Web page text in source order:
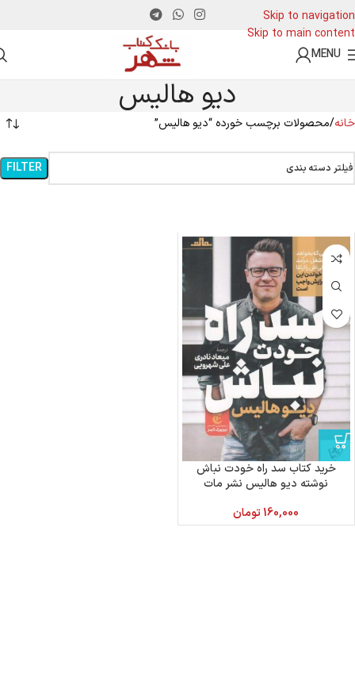
Skip to navigation
Skip to main content
MENU
دیو هالیس
خانه محصولات برچسب خورده “دیو هالیس”
فیلتر دسته بندی FILTER
خرید کتاب سد راه خودت نباش
نوشته دیو هالیس نشر مات
160,000تومان